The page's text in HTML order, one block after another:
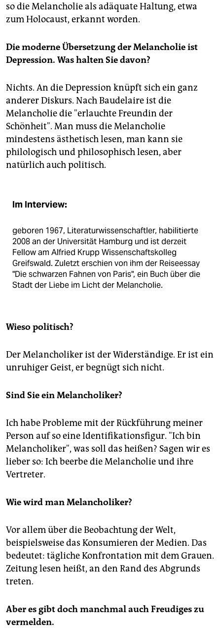
so die Melancholie als adäquate Haltung, etwa
zum Holocaust, erkannt worden.
Die moderne Übersetzung der Melancholie ist
Depression. Was halten Sie davon?
Nichts. An die Depression knüpft sich ein ganz
anderer Diskurs. Nach Baudelaire ist die
Melancholie die "erlauchte Freundin der
Schönheit". Man muss die Melancholie
mindestens ästhetisch lesen, man kann sie
philologisch und philosophisch lesen, aber
natürlich auch politisch.
Im Interview:
geboren 1967, Literaturwissenschaftler, habilitierte
2008 an der Universität Hamburg und ist derzeit
Fellow am Alfried Krupp Wissenschaftskolleg
Greifswald. Zuletzt erschien von ihm der Reiseessay
"Die schwarzen Fahnen von Paris", ein Buch über die
Stadt der Liebe im Licht der Melancholie.
Wieso politisch?
Der Melancholiker ist der Widerständige. Er ist ein
unruhiger Geist, er begnügt sich nicht.
Sind Sie ein Melancholiker?
Ich habe Probleme mit der Rückführung meiner
Person auf so eine Identifikationsfigur. "Ich bin
Melancholiker", was soll das heißen? Sagen wir es
lieber so: Ich beerbe die Melancholie und ihre
Vertreter.
Wie wird man Melancholiker?
Vor allem über die Beobachtung der Welt,
beispielsweise das Konsumieren der Medien. Das
bedeutet: tägliche Konfrontation mit dem Grauen.
Zeitung lesen heißt, an den Rand des Abgrunds
treten.
Aber es gibt doch manchmal auch Freudiges zu
vermelden.